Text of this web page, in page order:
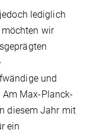
lediglich
wir
und
Am Max-Planck-
diesem Jahr mit
ein